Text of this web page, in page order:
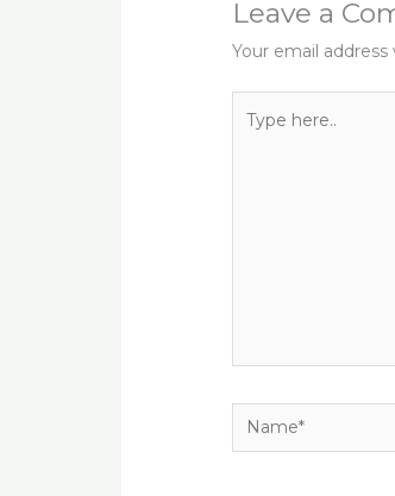
Leave a
Your email
here..
Name*